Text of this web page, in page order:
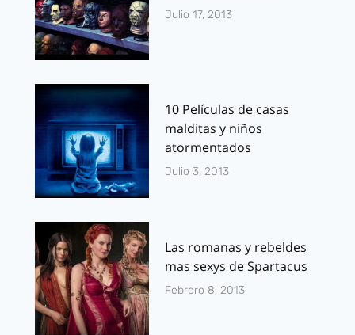
Julio 17, 2013
10 Películas de casas
malditas y niños
atormentados
Julio 3, 2013
Las romanas y rebeldes
mas sexys de Spartacus
Febrero 8, 2013